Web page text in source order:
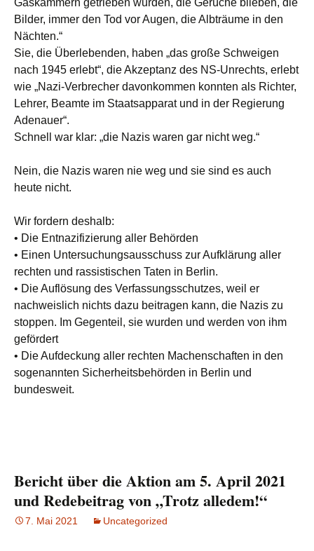
Gaskammern getrieben wurden, die Gerüche blieben, die
Bilder, immer den Tod vor Augen, die Albträume in den
Nächten.“
Sie, die Überlebenden, haben „das große Schweigen
nach 1945 erlebt“, die Akzeptanz des NS-Unrechts, erlebt
wie „Nazi-Verbrecher davonkommen konnten als Richter,
Lehrer, Beamte im Staatsapparat und in der Regierung
Adenauer“.
Schnell war klar: „die Nazis waren gar nicht weg.“
Nein, die Nazis waren nie weg und sie sind es auch
heute nicht.
Wir fordern deshalb:
• Die Entnazifizierung aller Behörden
• Einen Untersuchungsausschuss zur Aufklärung aller
rechten und rassistischen Taten in Berlin.
• Die Auflösung des Verfassungsschutzes, weil er
nachweislich nichts dazu beitragen kann, die Nazis zu
stoppen. Im Gegenteil, sie wurden und werden von ihm
gefördert
• Die Aufdeckung aller rechten Machenschaften in den
sogenannten Sicherheitsbehörden in Berlin und
bundesweit.
Bericht über die Aktion am 5. April 2021
und Redebeitrag von „Trotz alledem!“
7. Mai 2021 Uncategorized